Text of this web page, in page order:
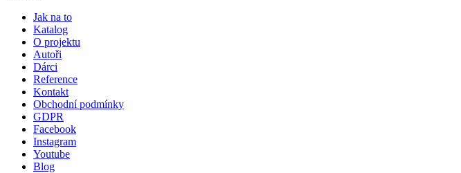
Jak na to
Katalog
O projektu
Autoři
Dárci
Reference
Kontakt
Obchodní podmínky
GDPR
Facebook
Instagram
Youtube
Blog